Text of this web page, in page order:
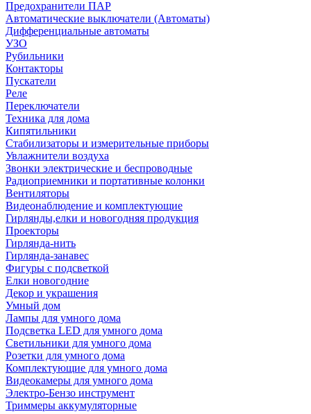
Предохранители ПАР
Автоматические выключатели (Автоматы)
Дифференциальные автоматы
УЗО
Рубильники
Контакторы
Пускатели
Реле
Переключатели
Техника для дома
Кипятильники
Стабилизаторы и измерительные приборы
Увлажнители воздуха
Звонки электрические и беспроводные
Радиоприемники и портативные колонки
Вентиляторы
Видеонаблюдение и комплектующие
Гирлянды,елки и новогодняя продукция
Проекторы
Гирлянда-нить
Гирлянда-занавес
Фигуры с подсветкой
Елки новогодние
Декор и украшения
Умный дом
Лампы для умного дома
Подсветка LED для умного дома
Светильники для умного дома
Розетки для умного дома
Комплектующие для умного дома
Видеокамеры для умного дома
Электро-Бензо инструмент
Триммеры аккумуляторные